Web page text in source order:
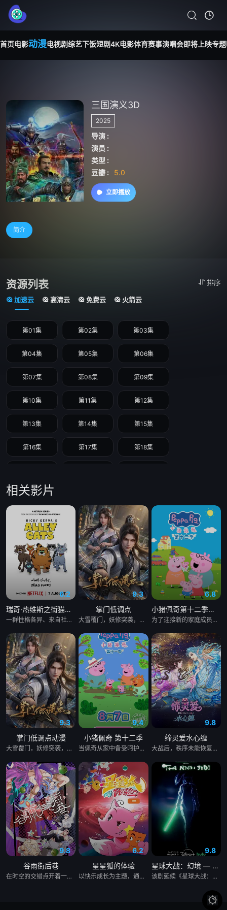
首页电影动漫电视剧综艺下饭短剧4K电影体育赛事演唱会即将上映专题
三国演义3D
2025
导演 :
演员 :
类型 :
豆瓣 :
5.0
立即播放
简介
资源列表 排序
加速云 高清云 免费云 火箭云
第01集 第02集 第03集
第04集 第05集 第06集
第07集 第08集 第09集
第10集 第11集 第12集
第13集 第14集 第15集
第16集 第17集 第18集
第22集
第25集 第26集 第27集
第28集 第29集 第30集
第31集 第32集 第33集
第34集 第35集 第36集
第37集 第38集 第39集
第40集 第41集 第42集
第43集 第44集 第45集
第46集 第47集 第48集
第49集 第50集 第51集
第52集 第53集 第54集
第55集 第56集 第57集
第58集 第59集 第60集
相关影片
6.2
瑞奇·热维斯之街猫一族
一群性格各异、来自社会底层的英国流浪猫，在残酷的人类世界中求生存、寻找陪伴，同时聚在一起“反思人生”。
9.3
掌门低调点
大雪覆门，妖修突袭，屠尽墨门，少年路朝歌痛失至亲，绝境之中觉醒绑定逆天系统，靠水系启灵死里逃生，立誓肃清世间妖邪。十年蛰伏苦修，他困于初境寸步难行，一朝契机重启系统，携妹妹路冬梨下山寻灵草破境。途中巧破异兽难题，逆天引九道天道敕令启灵，连破五重境界，还直面剑宗天骄邀战，昔日废柴掌门，自此强势逆袭。
6.8
小猪佩奇第十二季国语
为了迎接新的家庭成员，猪爸爸和猪妈妈不得不准备搬家。在兔小姐的带领下，佩奇一家看了很多套房子，却没能找到合适的温馨住所。就在猪妈妈发愁不已时，佩奇突发奇想，提议自己和乔治可以住屋顶，让小宝宝住原来的房间。猪爸爸和猪妈妈受此启发，决定对现有的房子进行扩建。随着小宝宝的降生，佩奇一家的生活也在发生着变化，这个新成员如同一束温暖的阳光，也为佩奇和乔治带来了很多的惊喜。
9.3
掌门低调点动漫
大雪覆门，妖修突袭，屠尽墨门，少年路朝歌痛失至亲，绝境之中觉醒绑定逆天系统，靠水系启灵死里逃生，立誓肃清世间妖邪。十年蛰伏苦修，他困于初境寸步难行，一朝契机重启系统，携妹妹路冬梨下山寻灵草破境。途中巧破异兽难题，逆天引九道天道敕令启灵，连破五重境界，还直面剑宗天骄邀战，昔日废柴掌门，自此强势逆袭。
9.4
小猪佩奇 第十二季
当佩奇从家中备受呵护的"小妹妹"一跃成为肩负责任的"大姐姐"，而乔治从集万千宠爱于一身的"小弟弟"转变为需中间的孩子时，他们的世界发生了微妙而深刻的变化，他们的生活也迎来的新的变化和挑战。这种角色转换带来的情感涟漪，远比表面看到的更为复杂。这些矛盾心理的刻画，精准捕捉了多子女家庭中常见的"情感过山车"现象。喜悦、兴奋和困惑--也正是许多孩子在家庭中迎来新成员时的真实写照。佩奇和乔治的故事不仅展现了孩子们如何适应新的家庭角色，也反映了他们在成长过程中学会分享、理解和包容的心路历程。通过他们的经历，还原了儿童心理发展的真实性，更暗含了家庭系统理论中"角色再平衡"的智慧。观众可以看到家庭成员之间的爱与支持如何帮助孩子们克服情感上的波动...
9.8
缔灵爱水心缠
大战后，秩序未能恢复，世界陷入混乱。混沌从深渊崛起，黑暗如潮水般吞噬大地……缔默完成了命运的蜕变——她不再是被守护的少女，而是手持万灵缔杖的“万灵神女”，以温柔而坚定的力量守护人间与仙境。水帝亦执掌水汐神剑与她并肩而立。二人为寻得封印混沌之法，远赴永恒之城罗马，混沌却已将失去仙力的冰帝和颜狐拖入深渊……千钧一发之际，神秘的塔罗使者出现……另一边，船王因放弃新生而滞留渡灵界，反噬渐重。渡公主为救船王，引诱灵帝坠入渡魂界，偶遇在寒冰牢笼中的仙子，意外在生死冒险中逐步探明混沌的致命弱点……众人能否合力封印混沌，黑暗能否被彻底驱散？爱与信念，能否书写新的神话？
9.8
谷雨街后巷
在时空的交错点开着一间酒馆——谷雨街后巷。 无论城市的角落，还是繁星坠落的荒漠， 穿过现实的迷宫，欢迎光临“谷雨街后巷”。 在这有着无尽时间的酒馆里， 点杯梦，邂逅形形色色的客人吧。 看水豚系少年小默剥开执念的外壳， 找到重重梦魇中渺茫到看不见的“我们”。
6.2
星星狐的体验
以快乐成长为主题，通过星星狐演绎不同的职业角色，帮助了孩子们了解职业，带领他们找寻到自己的兴趣与爱好，树立职业理想，并不断为这一理想而努力。
9.8
星球大战：幻境 — 第九个绝地武士
该剧延续《星球大战：幻境》的世界观，见证绝地武士崭新篇章。
